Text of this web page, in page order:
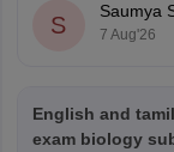
https://
S
Saumya
7 Aug'26
English and
exam biology